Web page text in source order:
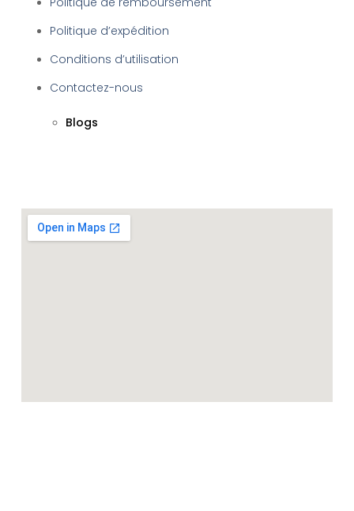
Politique d’expédition
Conditions d’utilisation
Contactez-nous
Blogs